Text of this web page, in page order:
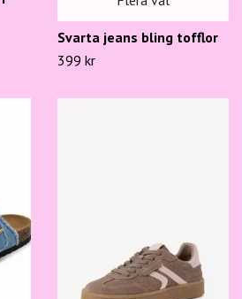
Svarta jeans bling tofflor
399 kr